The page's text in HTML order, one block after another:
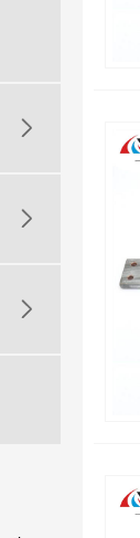


